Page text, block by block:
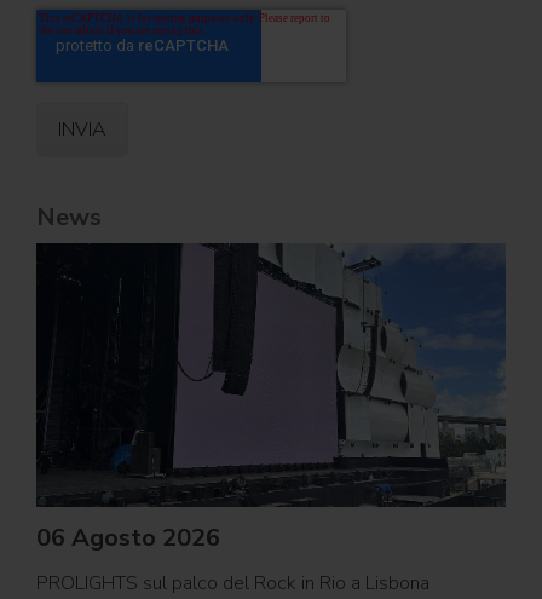
News
06 Agosto 2026
PROLIGHTS sul palco del Rock in Rio a Lisbona